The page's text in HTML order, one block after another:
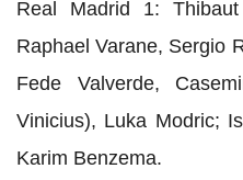
Real Madrid 1:
Raphael Varane, Sergio
Fede Valverde,
Vinicius), Luka Modric;
Karim Benzema.